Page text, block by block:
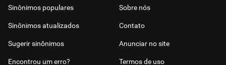
Sinônimos populares
Sinônimos atualizados
Sugerir sinônimos
Encontrou um erro?
Sobre nós
Contato
Anunciar no site
Termos de uso